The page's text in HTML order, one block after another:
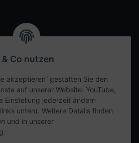
Besuch. Bitte beachtet die
Co nutzen
akzeptieren“ gestatten Sie den
auf unserer Website: YouTube,
Einstellung jederzeit ändern
unten). Weitere Details finden
und in unserer
.